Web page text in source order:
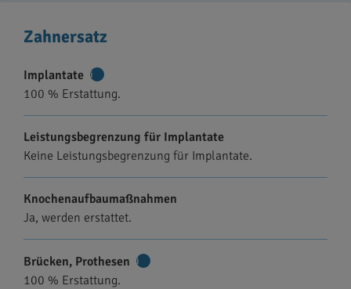
Zahnersatz
Implantate
Informationen
100 % Erstattung.
Leistungsbegrenzung für Implantate
Keine Leistungsbegrenzung für Implantate.
Knochenaufbaumaßnahmen
Ja, werden erstattet.
Brücken, Prothesen
100 % Erstattung.